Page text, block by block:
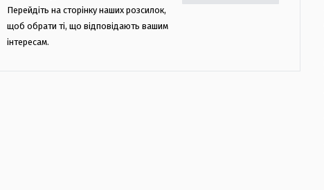
Перейдіть на сторінку наших розсилок,
щоб обрати ті, що відповідають вашим
інтересам.